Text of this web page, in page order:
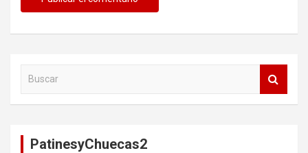
PatinesyChuecas2